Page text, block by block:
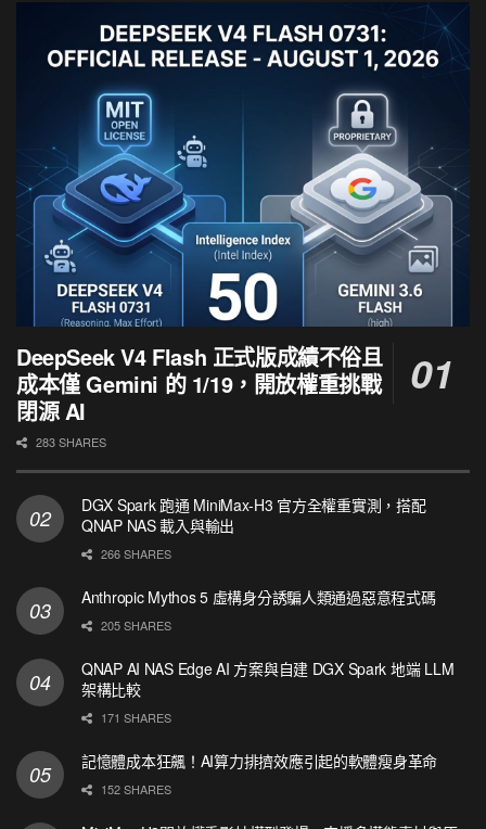
DeepSeek V4 Flash 正式版成績不俗且
成本僅 Gemini 的 1/19，開放權重挑戰
閉源 AI
283 SHARES
DGX Spark 跑通 MiniMax-H3 官方全權重實測，搭配
QNAP NAS 載入與輸出
266 SHARES
Anthropic Mythos 5 虛構身分誘騙人類通過惡意程式碼
205 SHARES
QNAP AI NAS Edge AI 方案與自建 DGX Spark 地端 LLM
架構比較
171 SHARES
記憶體成本狂飆！AI算力排擠效應引起的軟體瘦身革命
152 SHARES